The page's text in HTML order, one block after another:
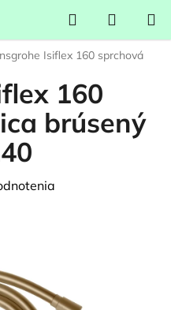
Hľadať
KOŠÍK
Isiflex 160 sprchová
160
brúsený